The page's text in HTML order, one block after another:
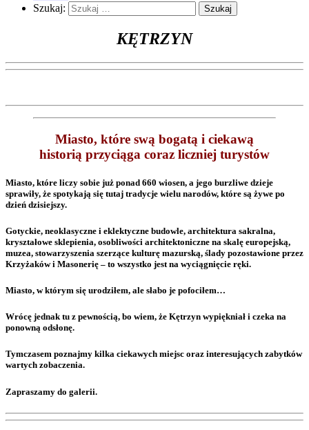
Szukaj:
KĘTRZYN
Miasto, które swą bogatą i ciekawą
historią przyciąga coraz liczniej turystów
Miasto, które liczy sobie już ponad 660 wiosen, a jego burzliwe dzieje
sprawiły, że spotykają się tutaj tradycje wielu narodów, które są żywe po
dzień dzisiejszy.
Gotyckie, neoklasyczne i eklektyczne budowle, architektura sakralna,
kryształowe sklepienia, osobliwości architektoniczne na skalę europejską,
muzea, stowarzyszenia szerzące kulturę mazurską, ślady pozostawione przez
Krzyżaków i Masonerię – to wszystko jest na wyciągnięcie ręki.
Miasto, w którym się urodziłem, ale słabo je pofociłem…
Wrócę jednak tu z pewnością, bo wiem, że Kętrzyn wypiękniał i czeka na
ponowną odsłonę.
Tymczasem poznajmy kilka ciekawych miejsc oraz interesujących zabytków
wartych zobaczenia.
Zapraszamy do galerii.